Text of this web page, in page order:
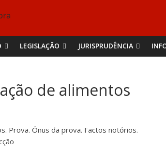
LEGISLAÇÃO JURISPRUDÊNCIA
de alimentos
Prova. Ónus da prova. Factos notórios.